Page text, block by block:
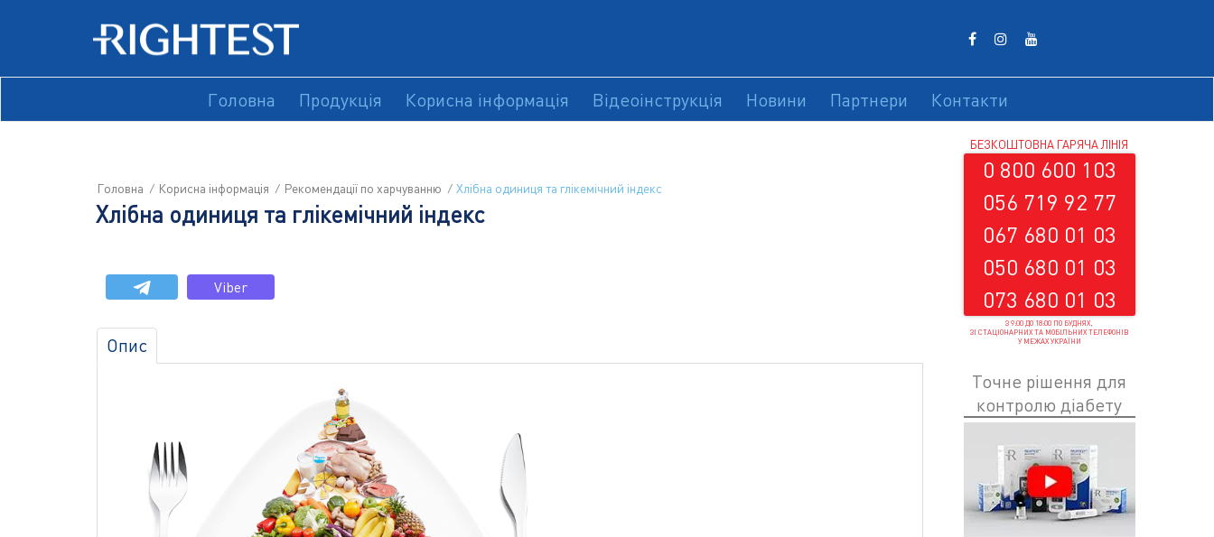
Головна Продукція Корисна інформація Відеоінструкція Новини Партнери Контакти
Головна Корисна інформація Рекомендації по харчуванню Хлібна одиниця та глікемічний індекс
Хлібна одиниця та глікемічний індекс
Viber
Опис
БЕЗКОШТОВНА ГАРЯЧА ЛІНІЯ
0 800 600 103
056 719 92 77
067 680 01 03
050 680 01 03
073 680 01 03
З 9:00 ДО 18:00 ПО БУДНЯХ,
ЗІ СТАЦІОНАРНИХ ТА МОБІЛЬНИХ ТЕЛЕФОНІВ
У МЕЖАХ УКРАЇНИ
Точне рішення для
контролю діабету